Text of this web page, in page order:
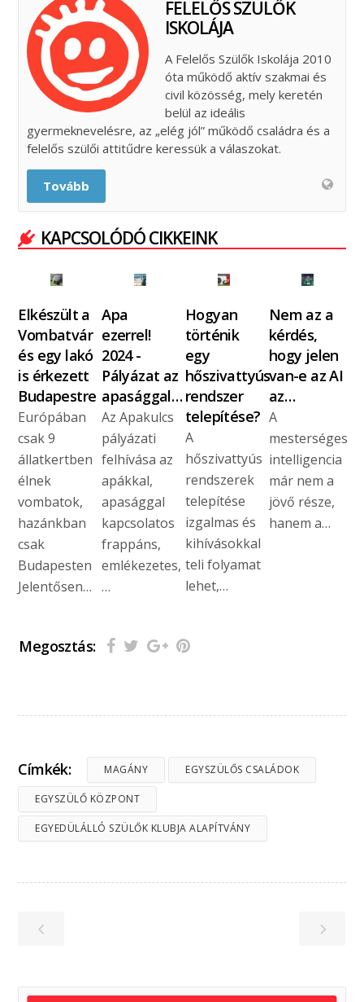
FELELŐS SZÜLŐK
ISKOLÁJA
A Felelős Szülők Iskolája 2010
óta működő aktív szakmai és
civil közösség, mely keretén
belül az ideális
gyermeknevelésre, az „elég jól” működő családra és a
felelős szülői attitűdre keressük a válaszokat.
Tovább
KAPCSOLÓDÓ CIKKEINK
Elkészült a
Vombatvár
és egy lakó
is érkezett
Budapestre
Európában
csak 9
állatkertben
élnek
vombatok,
hazánkban
csak
Budapesten
Jelentősen…
Apa
ezerrel!
2024 -
Pályázat az
apasággal…
Az Apakulcs
pályázati
felhívása az
apákkal,
apasággal
kapcsolatos
frappáns,
emlékezetes,
…
Hogyan
történik
egy
hőszivattyús
rendszer
telepítése?
A
hőszivattyús
rendszerek
telepítése
izgalmas és
kihívásokkal
teli folyamat
lehet,…
Nem az a
kérdés,
hogy jelen
van-e az AI
az…
A
mesterséges
intelligencia
már nem a
jövő része,
hanem a…
Megosztás:
Címkék: MAGÁNY EGYSZÜLŐS CSALÁDOK
EGYSZÜLŐ KÖZPONT
EGYEDÜLÁLLÓ SZÜLŐK KLUBJA ALAPÍTVÁNY